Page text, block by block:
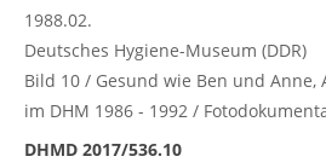
1988.02.
Deutsches Hygiene-Museum (DDR)
Bild 10 / Gesund wie Ben und
im DHM 1986 - 1992 /
DHMD 2017/536.10